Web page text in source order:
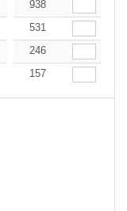
22.99
938
22.99
531
25.03
246
25.03
157